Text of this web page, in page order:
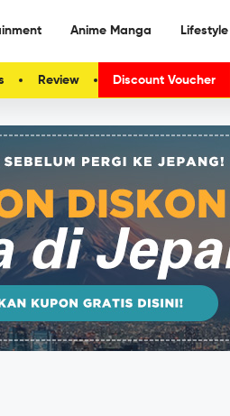
Anime Manga Lifestyle
Review Discount Voucher